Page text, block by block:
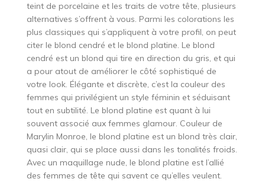
teint de porcelaine et les traits de votre tête, plusieurs
alternatives s’offrent à vous. Parmi les colorations les
plus classiques qui s’appliquent à votre profil, on peut
citer le blond cendré et le blond platine. Le blond
cendré est un blond qui tire en direction du gris, et qui
a pour atout de améliorer le côté sophistiqué de
votre look. Élégante et discrète, c’est la couleur des
femmes qui privilégient un style féminin et séduisant
tout en subtilité. Le blond platine est quant à lui
souvent associé aux femmes glamour. Couleur de
Marylin Monroe, le blond platine est un blond très clair,
quasi clair, qui se place aussi dans les tonalités froids.
Avec un maquillage nude, le blond platine est l’allié
des femmes de tête qui savent ce qu’elles veulent.